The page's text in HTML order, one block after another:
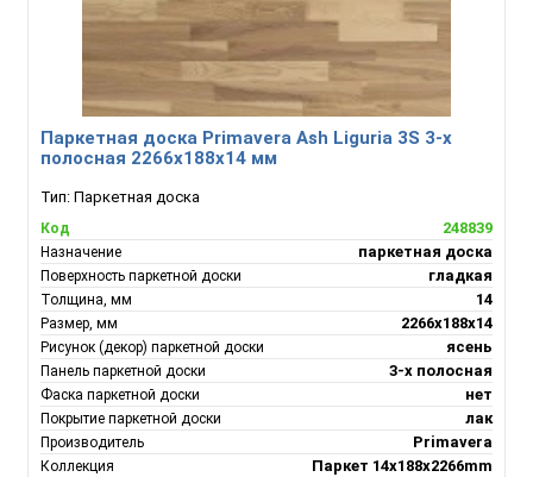
Паркетная доска Primavera Ash Liguria 3S 3-х
полосная 2266х188х14 мм
Тип: Паркетная доска
Код 248839
Назначение паркетная доска
Поверхность паркетной доски гладкая
Толщина, мм 14
Размер, мм 2266х188х14
Рисунок (декор) паркетной доски ясень
Панель паркетной доски 3-х полосная
Фаска паркетной доски нет
Покрытие паркетной доски лак
Производитель Primavera
Коллекция Паркет 14x188x2266mm